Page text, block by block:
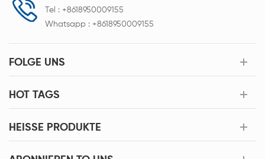
Tel : +8618950009155
Whatsapp : +8618950009155
FOLGE UNS
HOT TAGS
HEISSE PRODUKTE